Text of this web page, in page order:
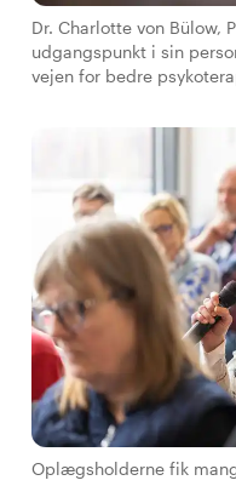
Dr. Charlotte von Bülow,
udgangspunkt i sin
vejen for bedre
Oplægsholderne fik